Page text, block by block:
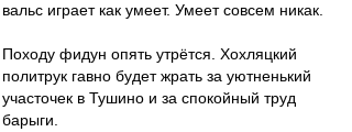
вальс играет как умеет. Умеет совсем никак.
Походу фидун опять утрётся. Хохляцкий
политрук гавно будет жрать за уютненький
участочек в Тушино и за спокойный труд
барыги.